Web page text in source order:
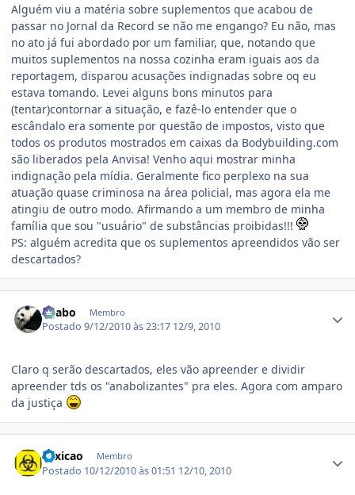
Alguém viu a matéria sobre suplementos que acabou de
passar no Jornal da Record se não me engango? Eu não, mas
no ato já fui abordado por um familiar, que, notando que
muitos suplementos na nossa cozinha eram iguais aos da
reportagem, disparou acusações indignadas sobre oq eu
estava tomando. Levei alguns bons minutos para
(tentar)contornar a situação, e fazê-lo entender que o
escândalo era somente por questão de impostos, visto que
todos os produtos mostrados em caixas da Bodybuilding.com
são liberados pela Anvisa! Venho aqui mostrar minha
indignação pela mídia. Geralmente fico perplexo na sua
atuação quase criminosa na área policial, mas agora ela me
atingiu de outro modo. Afirmando a um membro de minha
família que sou "usuário" de substâncias proibidas!!!
PS: alguém acredita que os suplementos apreendidos vão ser
descartados?
ligabo Membro
Postado9/12/2010 às 23:17 12/9, 2010
Claro q serão descartados, eles vão apreender e dividir
apreender tds os "anabolizantes" pra eles. Agora com amparo
da justiça
Toxicao Membro
Postado 10/12/2010 às 01:51 12/10, 2010